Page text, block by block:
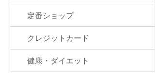
定番ショップ
クレジットカード
健康・ダイエット